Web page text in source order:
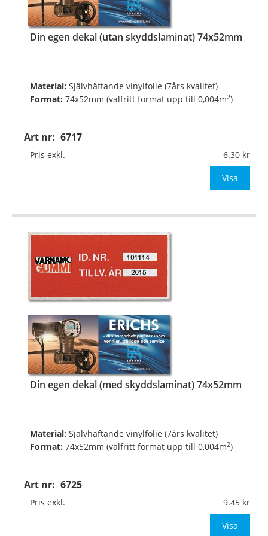
Din egen dekal (utan skyddslaminat) 74x52mm
Art nr: 6717
Material: Självhäftande vinylfolie (7års kvalitet)
Format: 74x52mm (valfritt format upp till 0,004m2)
Digitalt fyrfärgsprintade och toppskurna på ark.
Valfritt antal, valfri form, valfria färger, va
Pris exkl. 6.30
Visa
Din egen dekal (med skyddslaminat) 74x52mm
Art nr: 6725
Material: Självhäftande vinylfolie (7års kvalitet)
Format: 74x52mm (valfritt format upp till 0,004m2)
Digitalt fyrfärgsprintade och toppskurna på ark.
Valfritt antal, valfri form, valfria färger, va
Pris exkl. 9.45
Visa